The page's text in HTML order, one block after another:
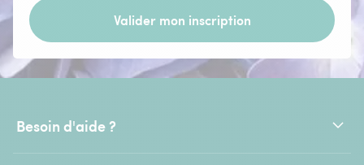
Valider mon inscription
Besoin d'aide ?